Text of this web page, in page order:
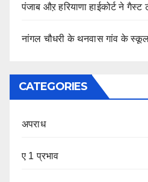
पंजाब औऱ हरियाणा हाईकोर्ट ने
नांगल चौधरी के थनवास गांव के
CATEGORIES
अपराध
ए 1 प्रभाव